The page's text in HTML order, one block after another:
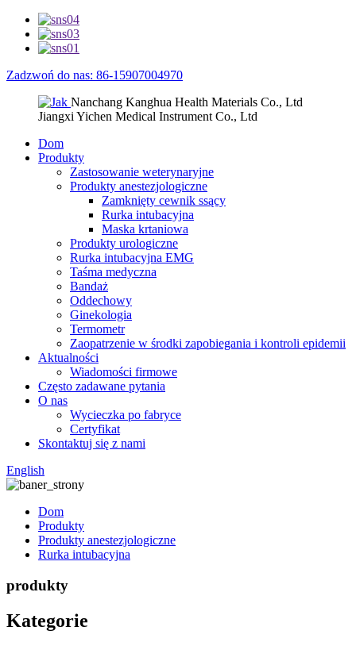
Zadzwoń do nas: 86-15907004970
Nanchang Kanghua Health Materials Co., Ltd
Jiangxi Yichen Medical Instrument Co., Ltd
Dom
Produkty
Zastosowanie weterynaryjne
Produkty anestezjologiczne
Zamknięty cewnik ssący
Rurka intubacyjna
Maska krtaniowa
Produkty urologiczne
Rurka intubacyjna EMG
Taśma medyczna
Bandaż
Oddechowy
Ginekologia
Termometr
Zaopatrzenie w środki zapobiegania i kontroli epidemii
Aktualności
Wiadomości firmowe
Często zadawane pytania
O nas
Wycieczka po fabryce
Certyfikat
Skontaktuj się z nami
English
Dom
Produkty
Produkty anestezjologiczne
Rurka intubacyjna
produkty
Kategorie